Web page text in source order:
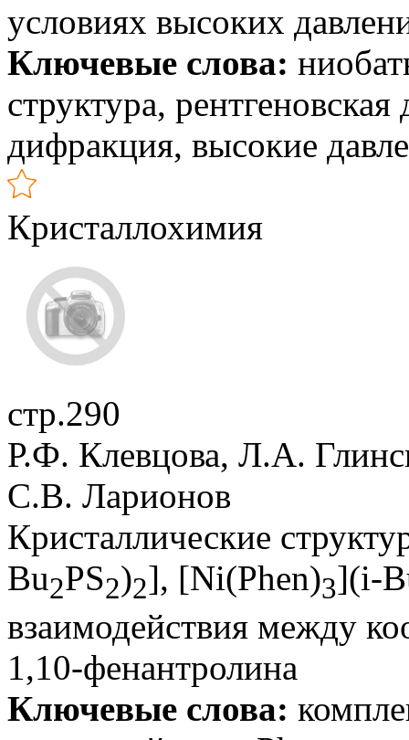
условиях высоких
Ключевые слова:
структура,
дифракция, высокие
Кристаллохимия
стр.290
Р.Ф. Клевцова, Л.А.
С.В. Ларионов
Кристаллические
Bu2PS2)2], [Ni(Phen)3](i-
взаимодействия между
1,10-фенантролина
Ключевые слова: